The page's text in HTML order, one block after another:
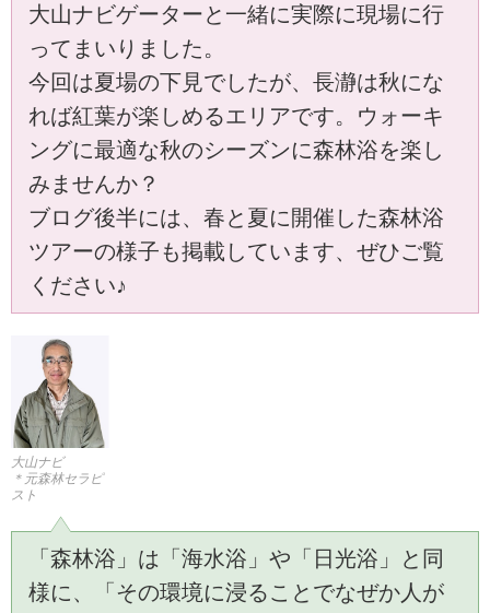
大山ナビゲーターと一緒に実際に現場に行
ってまいりました。
今回は夏場の下見でしたが、長瀞は秋にな
れば紅葉が楽しめるエリアです。ウォーキ
ングに最適な秋のシーズンに森林浴を楽し
みませんか？
ブログ後半には、春と夏に開催した森林浴
ツアーの様子も掲載しています、ぜひご覧
ください♪
大山ナビ
＊元森林セラピ
スト
「森林浴」は「海水浴」や「日光浴」と同
様に、「その環境に浸ることでなぜか人が